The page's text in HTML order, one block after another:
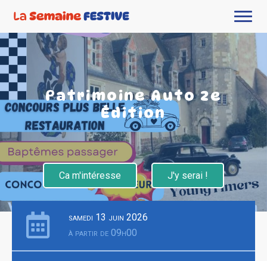
Patrimoine Auto 2e
Édition
Ca m'intéresse J'y serai !
samedi 13 juin 2026
à partir de 09h00